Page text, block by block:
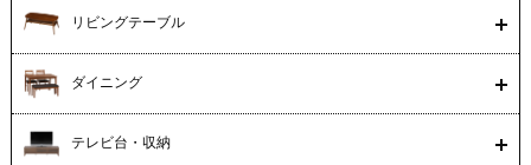
リビングテーブル
ダイニング
テレビ台・収納